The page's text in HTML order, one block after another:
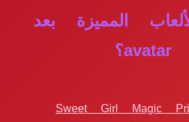
المميزة بعد
Sweet Girl Magic